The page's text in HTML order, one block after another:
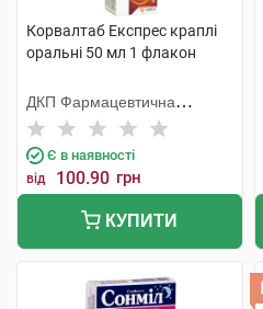
Корвалтаб Експрес краплі
оральні 50 мл 1 флакон
ДКП Фармацевтична
фабрика
Є в наявності
від 100.90 грн
КУПИТИ